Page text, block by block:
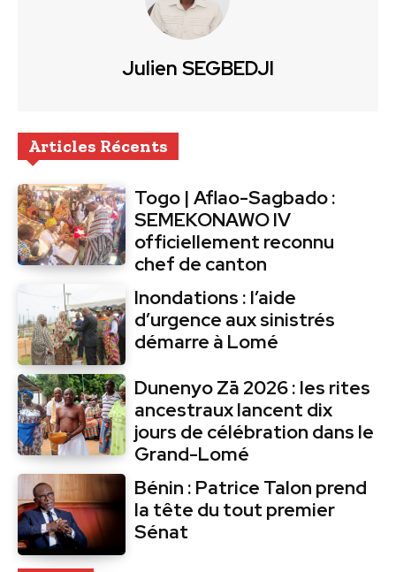
Julien SEGBEDJI
Articles Récents
Togo | Aflao-Sagbado :
SEMEKONAWO IV
officiellement reconnu
chef de canton
Inondations : l’aide
d’urgence aux sinistrés
démarre à Lomé
Dunenyo Zā 2026 : les rites
ancestraux lancent dix
jours de célébration dans le
Grand-Lomé
Bénin : Patrice Talon prend
la tête du tout premier
Sénat